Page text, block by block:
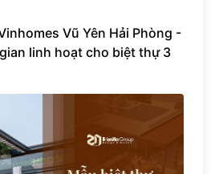
Vũ Yên Hải Phòng -
linh hoạt cho biệt thự 3